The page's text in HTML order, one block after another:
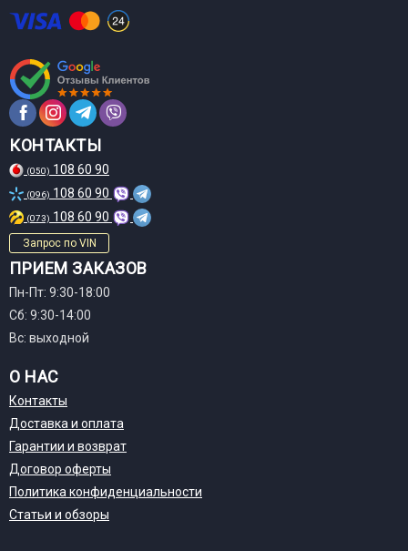
КОНТАКТЫ
(050) 108 60 90
(096) 108 60 90
(073) 108 60 90
Запрос по VIN
ПРИЕМ ЗАКАЗОВ
Пн-Пт: 9:30-18:00
Сб: 9:30-14:00
Вс: выходной
О НАС
Контакты
Доставка и оплата
Гарантии и возврат
Договор оферты
Политика конфиденциальности
Статьи и обзоры